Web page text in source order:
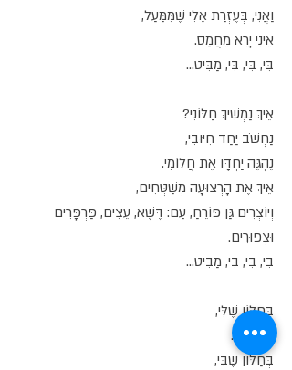
וַאֲנִי, בְּעֶזְרַת אֵלִי שֶׁמִּמַּעַל,
אֵינִי יָרֵא מֵחֲמַס.
בִּי, בִּי, בִּי, מַבִּיט...
אֵיךְ נַמְשִׁיךְ חַלּוֹנִי?
נַחְשֹׁב יַחַד חִיּוּבִי,
נֶהְגֶּה יַחְדָּו אֶת חֲלוֹמִי.
אֵיךְ אֶת הָרְצוּעָה מְשַׁטְּחִים,
וְיוֹצְרִים גַּן פּוֹרֵחַ, עַם: דֶּשֶׁא, עֵצִים, פַּרְפָּרִים
וּצְפוּרִים.
בִּי, בִּי, בִּי, מַבִּיט...
בַּחַלּוֹן שֶׁלִּי,
אֲוִיר נָקִי.
בְּחַלּוֹן שֶׁבִּי,